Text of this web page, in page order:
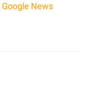
Google News